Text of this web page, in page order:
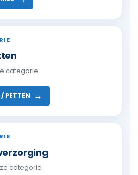
categorie
PETTEN →
categorie